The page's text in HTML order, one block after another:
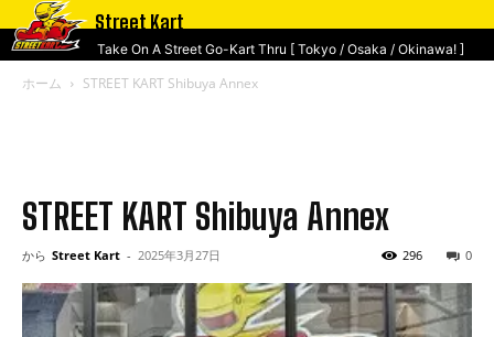
Street Kart
Take On A Street Go-Kart Thru [ Tokyo / Osaka / Okinawa! ]
ホーム STREET KART Shibuya Annex
STREET KART Shibuya Annex
から Street Kart - 2025年3月27日 0
296